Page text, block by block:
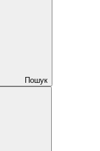
Пошук